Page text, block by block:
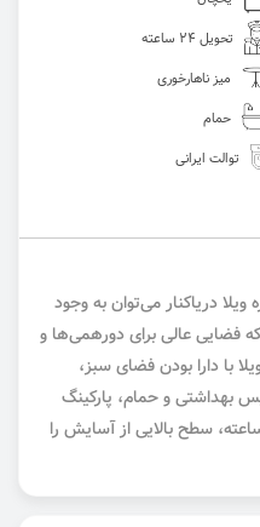
تحویل 24 ساعته
میز ناهارخوری
حمام
توالت ایرانی
ویلا دریاکنار می‌توان به وجود
که فضایی عالی برای دورهمی‌ها و
با دارا بودن فضای سبز،
اجاق گاز، یخچال، ۳ سرویس بهداشتی و حمام، پارکینگ
۲ خودرو و سرویس تحویل 24 ساعته، سطح بالایی از آسایش را